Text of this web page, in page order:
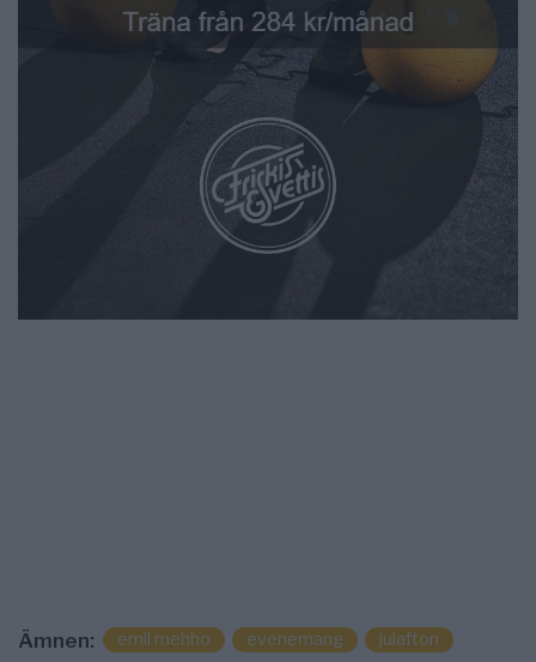
Ämnen: emil mehho evenemang
julafton